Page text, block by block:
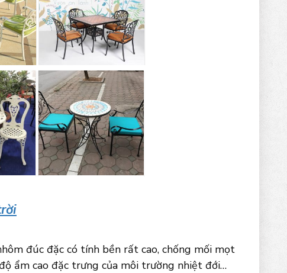
đúc đặc có tính bền rất cao, chống mối mọt
ẩm cao đặc trưng của môi trường nhiệt đới…